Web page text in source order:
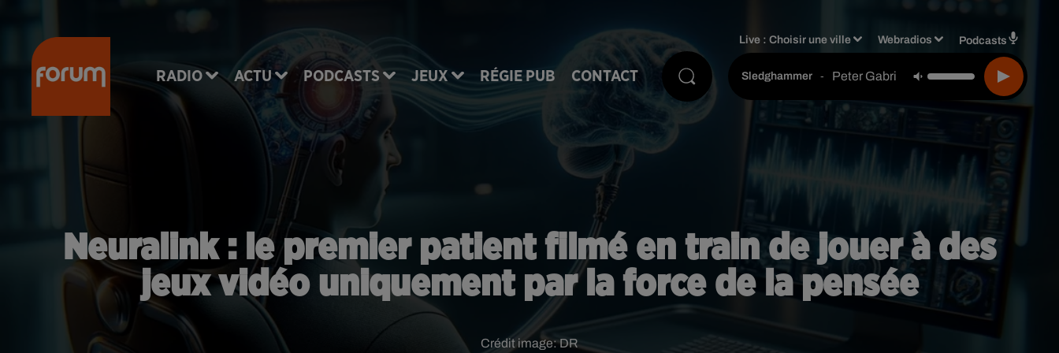
RADIO ACTU PODCASTS JEUX RÉGIE PUB CONTACT
Live :Choisir une ville Webradios Podcasts
Sledghammer - Peter Gabriel
Neuralink : le premier patient filmé en train de jouer à des
jeux vidéo uniquement par la force de la pensée
Crédit image:DR